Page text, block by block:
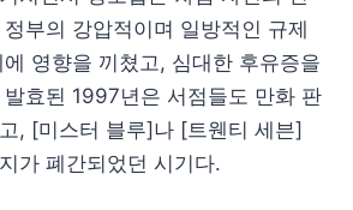
부의 강압적이며 일방적인 규제
영향을 끼쳤고, 심대한 후유증을
효된 1997년은 서점들도 만화 판
, [미스터 블루]나 [트웬티 세븐]
가 폐간되었던 시기다.